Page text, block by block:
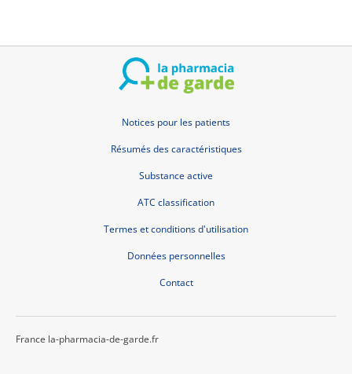
Notices pour les patients
Résumés des caractéristiques
Substance active
ATC classification
Termes et conditions d'utilisation
Données personnelles
Contact
France la-pharmacia-de-garde.fr